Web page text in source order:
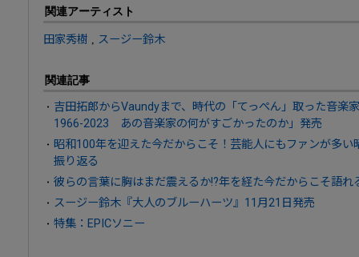
関連アーティスト
田家秀樹 スージー鈴木
関連記事
吉田拓郎からVaundyまで、時代の「てっぺん」取った音
1966-2023 あの音楽家の何がすごかったのか」発売
昭和100年を迎えた今だからこそ！芸能人にもファンが多
振り返る
彼らの言葉に胸はまだ震えるか!?年を経た今だからこそ語れ
スージー鈴木『大人のブルーハーツ』11月21日発売
特集：EPICソニー